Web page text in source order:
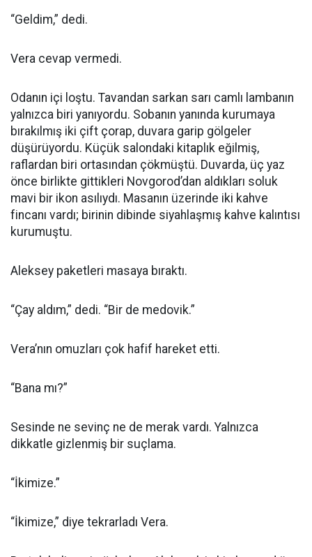
“Geldim,” dedi.
Vera cevap vermedi.
Odanın içi loştu. Tavandan sarkan sarı camlı lambanın
yalnızca biri yanıyordu. Sobanın yanında kurumaya
bırakılmış iki çift çorap, duvara garip gölgeler
düşürüyordu. Küçük salondaki kitaplık eğilmiş,
raflardan biri ortasından çökmüştü. Duvarda, üç yaz
önce birlikte gittikleri Novgorod’dan aldıkları soluk
mavi bir ikon asılıydı. Masanın üzerinde iki kahve
fincanı vardı; birinin dibinde siyahlaşmış kahve kalıntısı
kurumuştu.
Aleksey paketleri masaya bıraktı.
“Çay aldım,” dedi. “Bir de medovik.”
Vera’nın omuzları çok hafif hareket etti.
“Bana mı?”
Sesinde ne sevinç ne de merak vardı. Yalnızca
dikkatle gizlenmiş bir suçlama.
“İkimize.”
“İkimize,” diye tekrarladı Vera.